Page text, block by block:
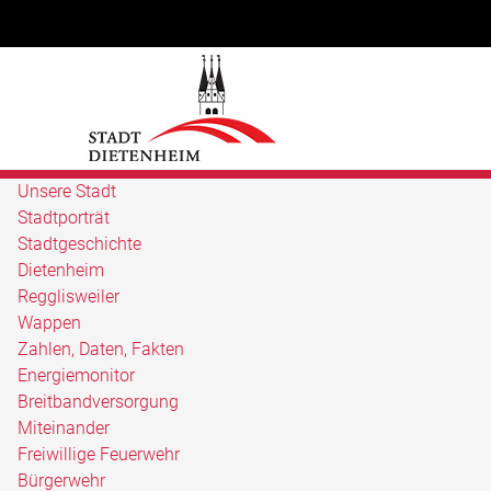
Unsere Stadt
Stadtporträt
Stadtgeschichte
Dietenheim
Regglisweiler
Wappen
Zahlen, Daten, Fakten
Energiemonitor
Breitbandversorgung
Miteinander
Freiwillige Feuerwehr
Bürgerwehr